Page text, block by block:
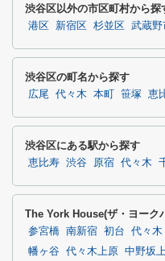
渋谷区以外の市区町村から探
港区 新宿区 杉並区 武蔵野
渋谷区の町名から探す
広尾 代々木 本町 笹塚 恵
渋谷区にある駅から探す
恵比寿 渋谷 原宿 代々木
The York House(ザ・ヨーク
参宮橋 南新宿 初台 代々木
幡ヶ谷 代々木上原 中野坂